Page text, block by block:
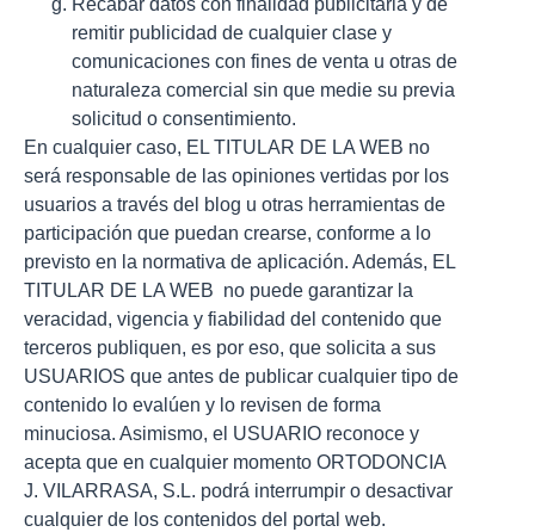
Recabar datos con finalidad publicitaria y de
remitir publicidad de cualquier clase y
comunicaciones con fines de venta u otras de
naturaleza comercial sin que medie su previa
solicitud o consentimiento.
En cualquier caso, EL TITULAR DE LA WEB no
será responsable de las opiniones vertidas por los
usuarios a través del blog u otras herramientas de
participación que puedan crearse, conforme a lo
previsto en la normativa de aplicación. Además, EL
TITULAR DE LA WEB no puede garantizar la
veracidad, vigencia y fiabilidad del contenido que
terceros publiquen, es por eso, que solicita a sus
USUARIOS que antes de publicar cualquier tipo de
contenido lo evalúen y lo revisen de forma
minuciosa. Asimismo, el USUARIO reconoce y
acepta que en cualquier momento ORTODONCIA
J. VILARRASA, S.L. podrá interrumpir o desactivar
cualquier de los contenidos del portal web.